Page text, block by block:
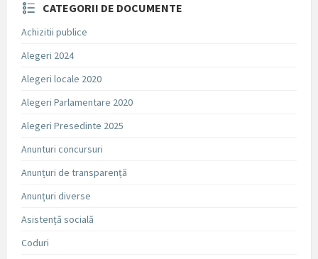
CATEGORII DE DOCUMENTE
Achizitii publice
Alegeri 2024
Alegeri locale 2020
Alegeri Parlamentare 2020
Alegeri Presedinte 2025
Anunturi concursuri
Anunțuri de transparență
Anunțuri diverse
Asistență socială
Coduri